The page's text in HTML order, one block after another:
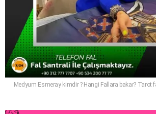
Medyum Esmeray kimdir ? Hangi Fallara bakar? Tarot